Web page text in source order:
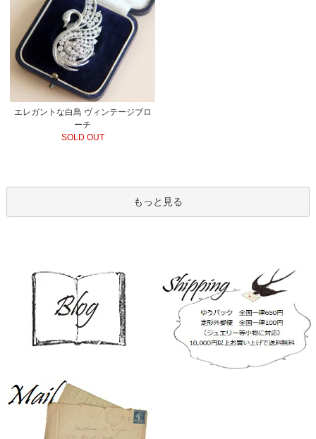
エレガントな白鳥 ヴィンテージブロ
ーチ
SOLD OUT
もっと見る